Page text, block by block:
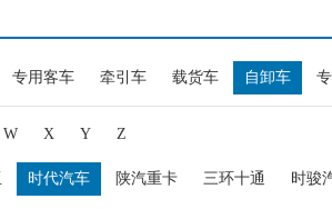
专用客车 牵引车 载货车 自卸车
W X Y Z
时代汽车 陕汽重卡 三环十通 时骏